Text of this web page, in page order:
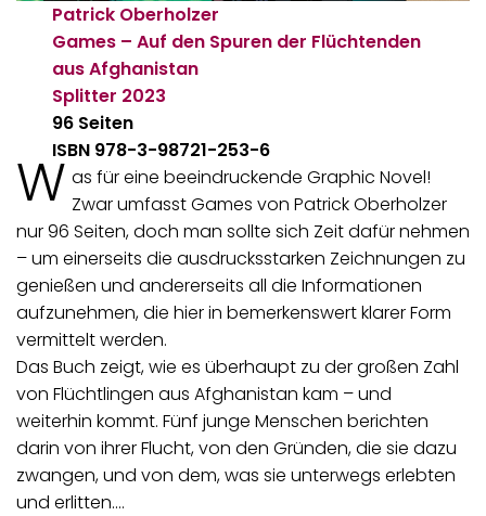
Patrick Oberholzer
Games – Auf den Spuren der Flüchtenden
aus Afghanistan
Splitter 2023
96 Seiten
ISBN 978-3-98721-253-6
W as für eine beeindruckende Graphic Novel!
Zwar umfasst Games von Patrick Oberholzer
nur 96 Seiten, doch man sollte sich Zeit dafür nehmen
– um einerseits die ausdrucksstarken Zeichnungen zu
genießen und andererseits all die Informationen
aufzunehmen, die hier in bemerkenswert klarer Form
vermittelt werden.
Das Buch zeigt, wie es überhaupt zu der großen Zahl
von Flüchtlingen aus Afghanistan kam – und
weiterhin kommt. Fünf junge Menschen berichten
darin von ihrer Flucht, von den Gründen, die sie dazu
zwangen, und von dem, was sie unterwegs erlebten
und erlitten.…